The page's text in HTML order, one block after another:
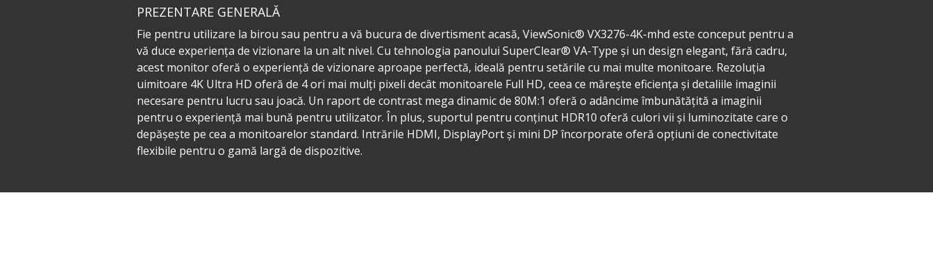
PREZENTARE GENERALĂ
Fie pentru utilizare la birou sau pentru a vă bucura de divertisment acasă, ViewSonic® VX3276-4K-mhd este conceput pentru a
vă duce experiența de vizionare la un alt nivel. Cu tehnologia panoului SuperClear® VA-Type și un design elegant, fără cadru,
acest monitor oferă o experiență de vizionare aproape perfectă, ideală pentru setările cu mai multe monitoare. Rezoluția
uimitoare 4K Ultra HD oferă de 4 ori mai mulți pixeli decât monitoarele Full HD, ceea ce mărește eficiența și detaliile imaginii
necesare pentru lucru sau joacă. Un raport de contrast mega dinamic de 80M:1 oferă o adâncime îmbunătățită a imaginii
pentru o experiență mai bună pentru utilizator. În plus, suportul pentru conținut HDR10 oferă culori vii și luminozitate care o
depășește pe cea a monitoarelor standard. Intrările HDMI, DisplayPort și mini DP încorporate oferă opțiuni de conectivitate
flexibile pentru o gamă largă de dispozitive.